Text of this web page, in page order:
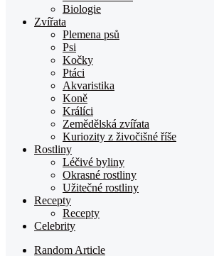
Biologie
Zvířata
Plemena psů
Psi
Kočky
Ptáci
Akvaristika
Koně
Králíci
Zemědělská zvířata
Kuriozity z živočišné říše
Rostliny
Léčivé byliny
Okrasné rostliny
Užitečné rostliny
Recepty
Recepty
Celebrity
Random Article